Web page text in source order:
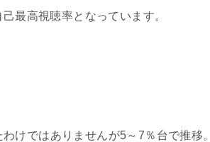
最高視聴率となっています。
けではありませんが5～7％台で推移。